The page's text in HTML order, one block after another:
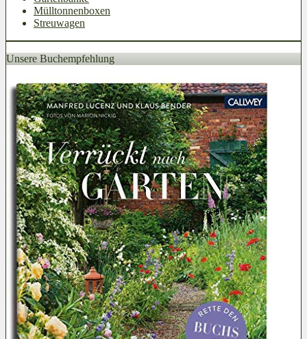
Mülltonnenboxen
Streuwagen
Unsere Buchempfehlung